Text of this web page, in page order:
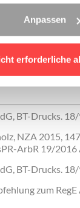
Anpassen
erforderliche
BT-Drucks. 18/
NZA 2015,
ArbR 19/2016
BT-Drucks. 18/
zum